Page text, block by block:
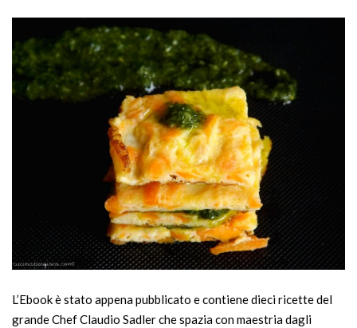
L’Ebook è stato appena pubblicato e contiene dieci ricette del
grande Chef Claudio Sadler che spazia con maestria dagli